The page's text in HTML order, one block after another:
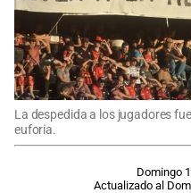
La despedida a los jugadores
euforia.
Domingo
Actualizado al